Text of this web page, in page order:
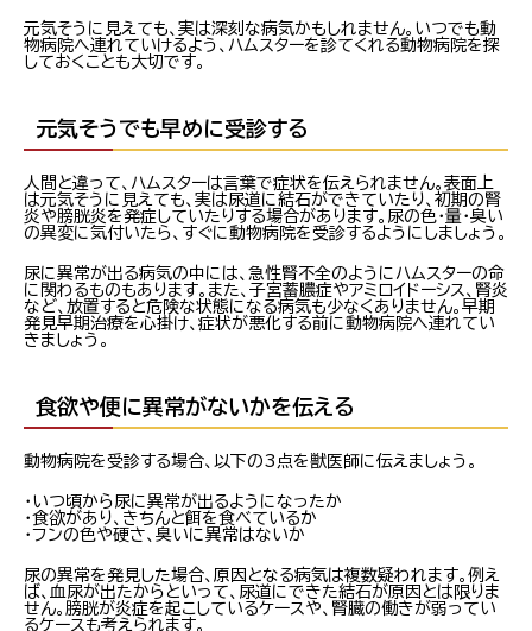
元気そうに見えても、実は深刻な病気かもしれません。いつでも動
物病院へ連れていけるよう、ハムスターを診てくれる動物病院を探
しておくことも大切です。
元気そうでも早めに受診する
人間と違って、ハムスターは言葉で症状を伝えられません。表面上
は元気そうに見えても、実は尿道に結石ができていたり、初期の腎
炎や膀胱炎を発症していたりする場合があります。尿の色・量・臭い
の異変に気付いたら、すぐに動物病院を受診するようにしましょう。
尿に異常が出る病気の中には、急性腎不全のようにハムスターの命
に関わるものもあります。また、子宮蓄膿症やアミロイドーシス、腎炎
など、放置すると危険な状態になる病気も少なくありません。早期
発見早期治療を心掛け、症状が悪化する前に動物病院へ連れてい
きましょう。
食欲や便に異常がないかを伝える
動物病院を受診する場合、以下の3点を獣医師に伝えましょう。
・いつ頃から尿に異常が出るようになったか
・食欲があり、きちんと餌を食べているか
・フンの色や硬さ、臭いに異常はないか
尿の異常を発見した場合、原因となる病気は複数疑われます。例え
ば、血尿が出たからといって、尿道にできた結石が原因とは限りま
せん。膀胱が炎症を起こしているケースや、腎臓の働きが弱ってい
るケースも考えられます。